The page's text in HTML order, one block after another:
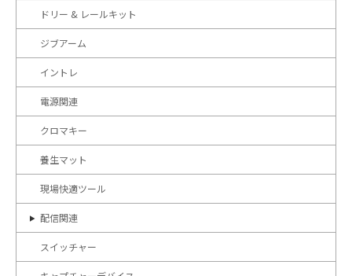
ドリー & レールキット
ジブアーム
イントレ
電源関連
クロマキー
養生マット
現場快適ツール
配信関連
スイッチャー